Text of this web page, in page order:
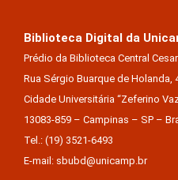
Prédio da Biblioteca Central Cesar
Rua Sérgio Buarque de Holanda,
Cidade Universitária “Zeferino
13083-859 – Campinas – SP –
Tel.: (19) 3521-6493
E-mail: sbubd@unicamp.br